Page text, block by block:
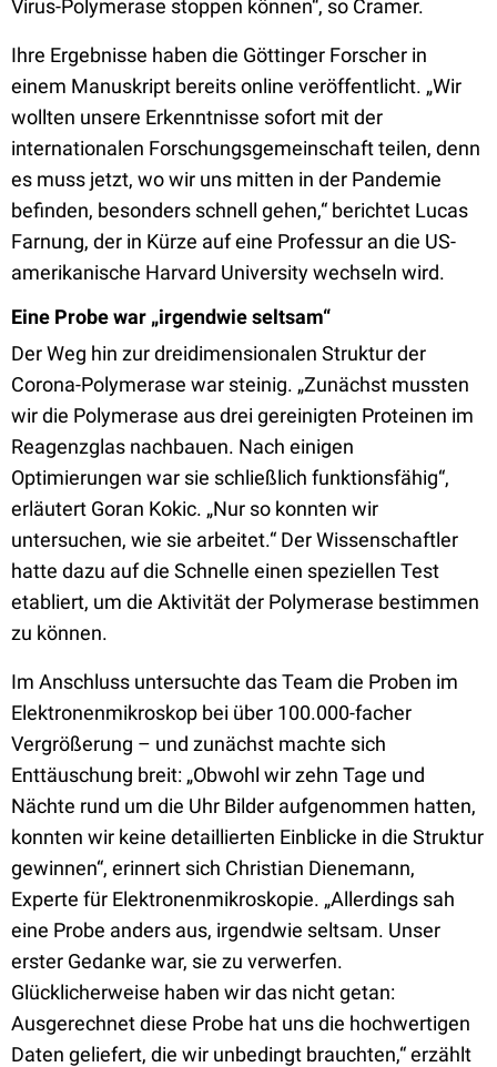
Virus-Polymerase stoppen können“, so Cramer.
Ihre Ergebnisse haben die Göttinger Forscher in
einem Manuskript bereits online veröffentlicht. „Wir
wollten unsere Erkenntnisse sofort mit der
internationalen Forschungsgemeinschaft teilen, denn
es muss jetzt, wo wir uns mitten in der Pandemie
befinden, besonders schnell gehen,“ berichtet Lucas
Farnung, der in Kürze auf eine Professur an die US-
amerikanische Harvard University wechseln wird.
Eine Probe war „irgendwie seltsam“
Der Weg hin zur dreidimensionalen Struktur der
Corona-Polymerase war steinig. „Zunächst mussten
wir die Polymerase aus drei gereinigten Proteinen im
Reagenzglas nachbauen. Nach einigen
Optimierungen war sie schließlich funktionsfähig“,
erläutert Goran Kokic. „Nur so konnten wir
untersuchen, wie sie arbeitet.“ Der Wissenschaftler
hatte dazu auf die Schnelle einen speziellen Test
etabliert, um die Aktivität der Polymerase bestimmen
zu können.
Im Anschluss untersuchte das Team die Proben im
Elektronenmikroskop bei über 100.000-facher
Vergrößerung – und zunächst machte sich
Enttäuschung breit: „Obwohl wir zehn Tage und
Nächte rund um die Uhr Bilder aufgenommen hatten,
konnten wir keine detaillierten Einblicke in die Struktur
gewinnen“, erinnert sich Christian Dienemann,
Experte für Elektronenmikroskopie. „Allerdings sah
eine Probe anders aus, irgendwie seltsam. Unser
erster Gedanke war, sie zu verwerfen.
Glücklicherweise haben wir das nicht getan:
Ausgerechnet diese Probe hat uns die hochwertigen
Daten geliefert, die wir unbedingt brauchten,“ erzählt